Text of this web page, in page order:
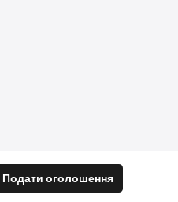
Подати оголошення